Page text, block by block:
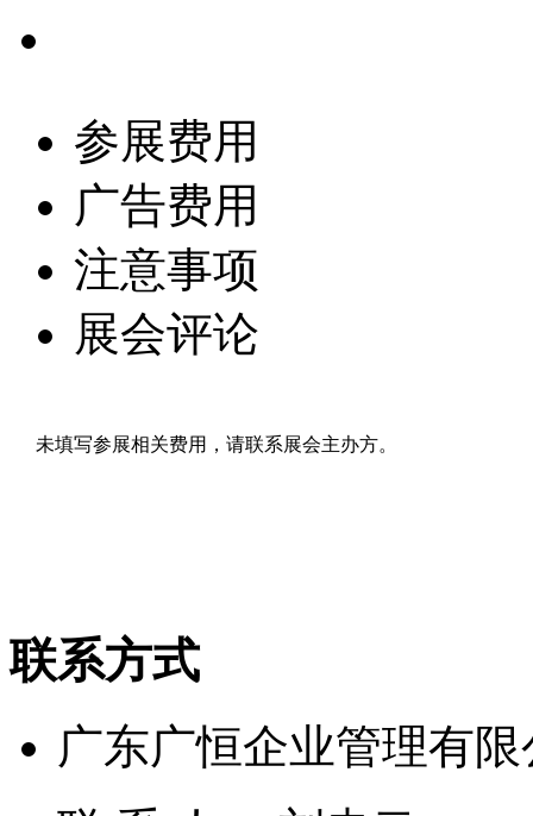
参展费用
广告费用
注意事项
展会评论
未填写参展相关费用，请联系展会主办方。
联系方式
广东广恒企业管理有